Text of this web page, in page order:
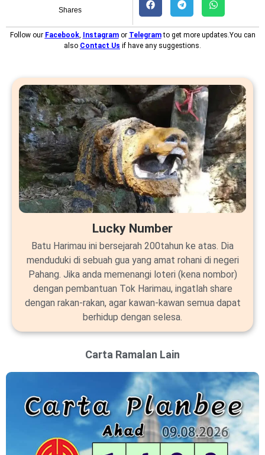
Shares
Follow our Facebook, Instagramor Telegramto get more updates.You can
also Contact Us if have any suggestions.
Lucky Number
Batu Harimau ini bersejarah 200tahun ke atas. Dia
menduduki di sebuah gua yang amat rohani di negeri
Pahang. Jika anda memenangi loteri (kena nombor)
dengan pembantuan Tok Harimau, ingatlah share
dengan rakan-rakan, agar kawan-kawan semua dapat
berhidup dengan selesa.
Carta Ramalan Lain